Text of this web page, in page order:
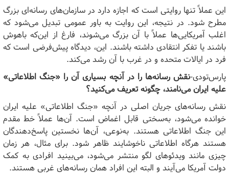
این عملاً تنها روایتی است که اجازه دارد در سازمان‌های رسانه‌ای بزرگ
مطرح شود. در نتیجه، این روایت به باور عمومی تبدیل می‌شود که
اغلب آمریکایی‌ها عملاً با آن بزرگ می‌شوند، فارغ از این‌که باهوش
باشند یا تفکر انتقادی داشته باشند. این، دیدگاه پیش‌فرضی است که
فرد در ایالات متحده و در غرب با آن رشد می‌کند.
پارس‌تودی-نقش رسانه‌ها را در آنچه بسیاری آن را «جنگ اطلاعاتی»
علیه ایران می‌نامند، چگونه تعریف می‌کنید؟
نقش رسانه‌های جریان اصلی در آنچه «جنگ اطلاعاتی» علیه ایران
خوانده می‌شود، به‌سختی قابل اغماض است. آن‌ها عملاً خط مقدم
این جنگ اطلاعاتی هستند. به‌نوعی، آن‌ها نخستین پاسخ‌دهندگان
هستند هرگاه اطلاعاتی ناخوشایند ظاهر شود. برای مثال، هر زمان
چیزی مانند ویدئوهای لگو منتشر می‌شود، می‌بینید افرادی به کمک
دولت آمریکا می‌آیند و البته این افراد همان رسانه‌های غربی هستند.